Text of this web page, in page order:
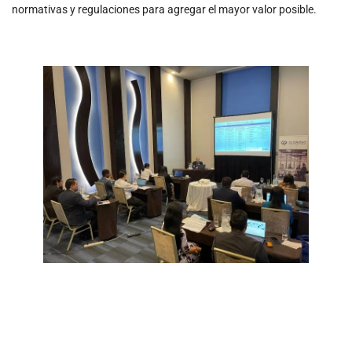
normativas y regulaciones para agregar el mayor valor posible.